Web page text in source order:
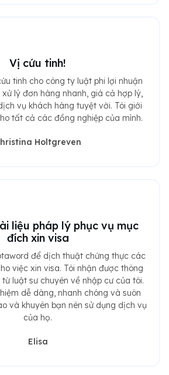
Vị cứu tinh!
tinh cho công ty luật phi lợi nhuận
lý đơn hàng nhanh, giá cả hợp lý,
vụ khách hàng tuyệt vời. Tôi giới
tất cả các đồng nghiệp của mình.
Holtgreven
liệu pháp lý phục vụ mục
đích xin visa
để dịch thuật chứng thực các
việc xin visa. Tôi nhận được thông
luật sư chuyên về nhập cư của tôi.
dễ dàng, nhanh chóng và suôn
và khuyên bạn nên sử dụng dịch vụ
của họ.
Elisa